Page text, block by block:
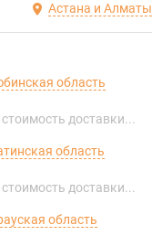
Астана и Алматы
область
доставки...
область
доставки...
область